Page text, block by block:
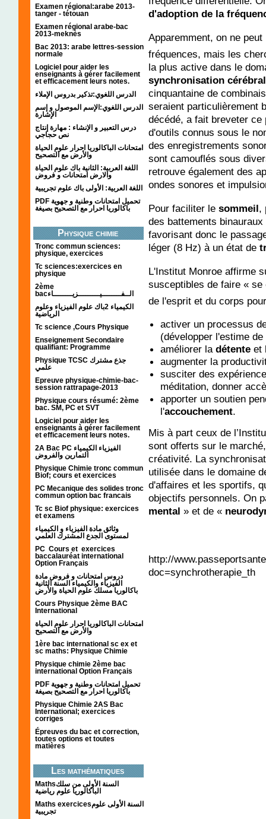
Examen régional:arabe 2013-
tanger - tétouan
Examen régional arabe-bac
2013-meknès
Bac 2013: arabe lettres-session
normale
Logiciel pour aider les
enseignants à gérer facilement
et efficacement leurs notes.
الدرس اللغوي:تذكير بدروس الإملاء
الدرس اللغوي:الإسم الموصول و إسم
الإشارة
درس التعبير و الإنشاء : مهارة إنتاج
نص حجاجي
امتحانات الباكالوريا احرار علوم الحياة
والأرض مع التصحيح
اللغة العربية: الثانية باك علوم الحياة
والارض امتحانات و فروض
اللغة العربية: الأولى باك علوم تجريبية
PDF تحميل امتحانات وطنية و جهوية
باكالوريا احرار مع التصحيح بصيغة
Physique chimie
Tronc commun sciences:
physique, exercices
Tc sciences:exercices en
physique
2ème
bacالــفــــــــيـــــــــزيــــــــاء
الكيمياء 2باك علوم الفيزياء وعلوم
الرياضية
Tc science ,Cours Physique
Enseignement Secondaire
qualifiant: Programme
Physique TCSC جذع مشترك
علمي
Epreuve physique-chimie-bac-
session rattrapage-2013
Physique cours résumé: 2ème
bac. SM, PC et SVT
Logiciel pour aider les
enseignants à gérer facilement
et efficacement leurs notes.
2A Bac PC الفيزياء الكيمياء
التمارين والفروض
Physique Chimie tronc commun
Biof; cours et exercices
PC Mecanique des solides tronc
commun option bac francais
Tc sc Biof physique: exercices
et examens
وثائق مادة الفيزياء و الكيمياء
PC Cours et exercices
baccalauréat international
Option Français
دروس امتحانات و فروض مادة
الفيزياء والكيمياء السنة الثانية
باكالوريا مسلك علوم الحياة والأرض
Cours Physique 2ème BAC
International
امتحانات الباكالوريا احرار علوم الحياة
والأرض مع التصحيح
1ère bac international sc ex et
sc maths: Physique Chimie
Physique chimie 2ème bac
international Option Français
PDF تحميل امتحانات وطنية و جهوية
باكالوريا احرار مع التصحيح بصيغة
Physique Chimie 2AS Bac
International; exercices
corriges
Épreuves du bac et correction,
toutes options et toutes
matières
Les mathématiques
Mathsالسنة الأولى من سلك
الباكالوريا علوم رياضية
Maths exercicesالسنة الأولى علوم
تجريبية
d'adoption de la
Apparemment, on ne
fréquences, mais les
la plus active dans le
synchronisation
cinquantaine de
seraient particulièrement
décédé, a fait breveter ce
d'outils connus sous le
des enregistrements
sont camouflés sous
retrouve également des
ondes sonores et
Pour faciliter le sommeil,
des battements
favorisant donc le
léger (8 Hz) à un état de
L'Institut Monroe affirme
susceptibles de faire «
de l'esprit et du corps
activer un processus
(développer l'estime
améliorer la détente et
augmenter la
susciter des
méditation, donner
apporter un soutien
l'accouchement.
Mis à part ceux de
sont offerts sur le
créativité. La
utilisée dans le domaine
d'affaires et les sportifs,
objectifs personnels. On
mental » et de «
http://
doc=synchrotherapie_th